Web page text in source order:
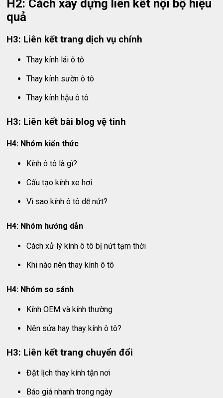
H2: Cách xây dựng liên kết nội bộ hiệu
quả
H3: Liên kết trang dịch vụ chính
Thay kính lái ô tô
Thay kính sườn ô tô
Thay kính hậu ô tô
H3: Liên kết bài blog vệ tinh
H4: Nhóm kiến thức
Kính ô tô là gì?
Cấu tạo kính xe hơi
Vì sao kính ô tô dễ nứt?
H4: Nhóm hướng dẫn
Cách xử lý kính ô tô bị nứt tạm thời
Khi nào nên thay kính ô tô
H4: Nhóm so sánh
Kính OEM và kính thường
Nên sửa hay thay kính ô tô?
H3: Liên kết trang chuyển đổi
Đặt lịch thay kính tận nơi
Báo giá nhanh trong ngày